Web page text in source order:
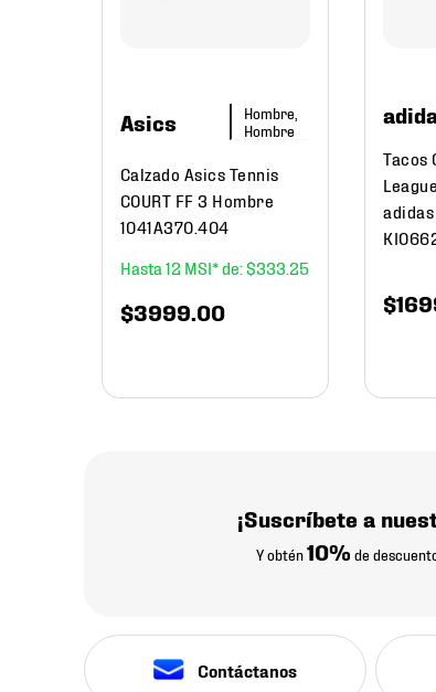
Asics
Hombre,
Hombre
Calzado Asics Tennis
COURT FF 3 Hombre
1041A370.404
12
$333 25
$3999.00
Tacos
$
¡Suscríbete a
Y obtén10% de
Contáctanos